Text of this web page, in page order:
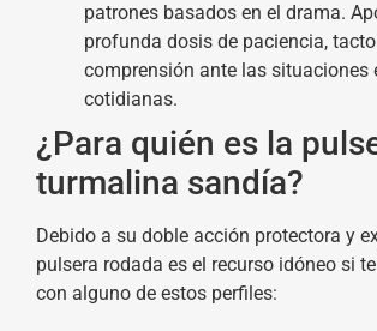
patrones basados en el drama.
profunda dosis de paciencia,
comprensión ante las situaciones
cotidianas.
¿Para quién es la
turmalina sandía?
Debido a su doble acción protectora y
pulsera rodada es el recurso idóneo si
con alguno de estos perfiles: